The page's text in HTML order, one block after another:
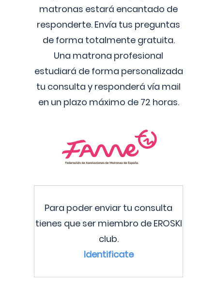
matronas estará encantado de
responderte. Envía tus preguntas
de forma totalmente gratuita.
Una matrona profesional
estudiará de forma personalizada
tu consulta y responderá vía mail
en un plazo máximo de 72 horas.
Para poder enviar tu consulta
tienes que ser miembro de EROSKI
club.
Identificate